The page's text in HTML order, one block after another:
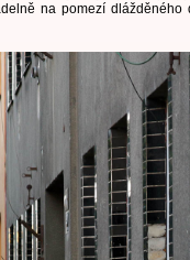
na pomezí